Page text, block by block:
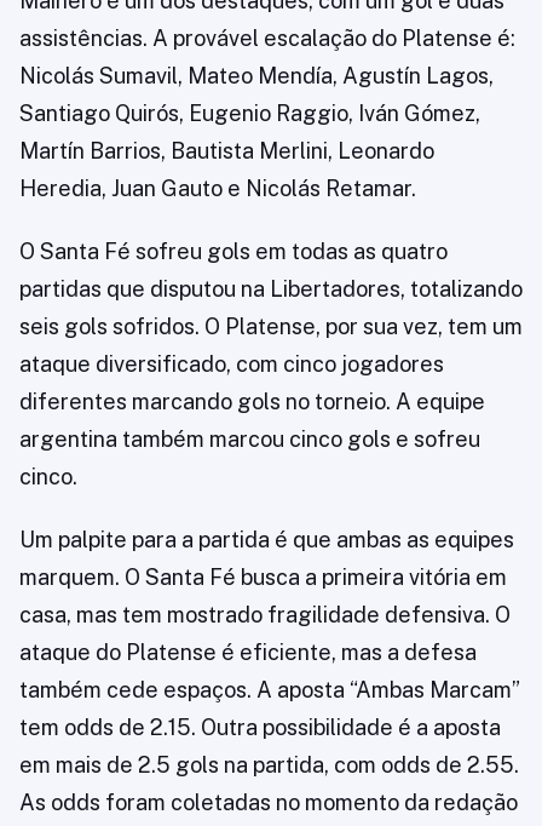
assistências. A provável escalação do Platense é:
Nicolás Sumavil, Mateo Mendía, Agustín Lagos,
Santiago Quirós, Eugenio Raggio, Iván Gómez,
Martín Barrios, Bautista Merlini, Leonardo
Heredia, Juan Gauto e Nicolás Retamar.
O Santa Fé sofreu gols em todas as quatro
partidas que disputou na Libertadores, totalizando
seis gols sofridos. O Platense, por sua vez, tem um
ataque diversificado, com cinco jogadores
diferentes marcando gols no torneio. A equipe
argentina também marcou cinco gols e sofreu
cinco.
Um palpite para a partida é que ambas as equipes
marquem. O Santa Fé busca a primeira vitória em
casa, mas tem mostrado fragilidade defensiva. O
ataque do Platense é eficiente, mas a defesa
também cede espaços. A aposta “Ambas Marcam”
tem odds de 2.15. Outra possibilidade é a aposta
em mais de 2.5 gols na partida, com odds de 2.55.
As odds foram coletadas no momento da redação